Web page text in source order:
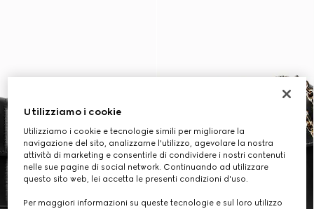
Utilizziamo i cookie
Utilizziamo i cookie e tecnologie simili per migliorare la
navigazione del sito, analizzarne l'utilizzo, agevolare la nostra
attività di marketing e consentirle di condividere i nostri contenuti
nelle sue pagine di social network. Continuando ad utilizzare
questo sito web, lei accetta le presenti condizioni d'uso.
Per maggiori informazioni su queste tecnologie e sul loro utilizzo